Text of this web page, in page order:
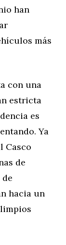
han
más
con una
estricta
es
Ya
Casco
de
hacia un